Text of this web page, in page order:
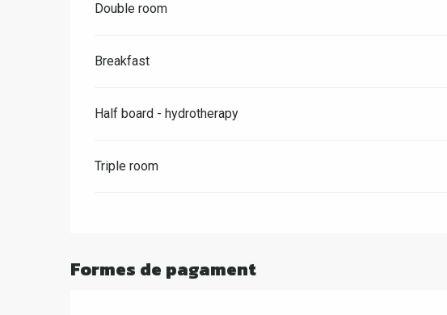
Double room
Breakfast
Half board - hydrotherapy
Triple room
Formes de pagament